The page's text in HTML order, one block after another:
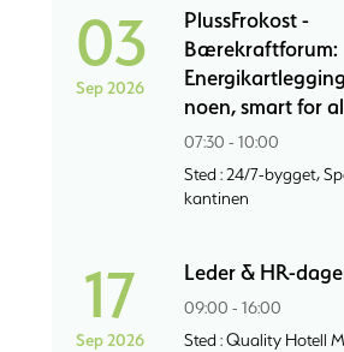
03
Sep 2026
PlussFrokost -
Bærekraftforum:
noen, smart for
07:30 - 10:00
Sted : 24/7-bygget,
kantinen
17
Sep 2026
Leder & HR-
09:00 - 16:00
Sted : Quality Hotell